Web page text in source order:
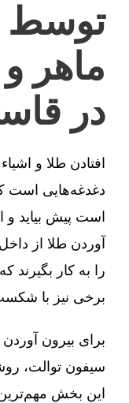
توسط
ماهر
در
افتادن طلا و
دغدغه‌هایی است
است پیش بیاید
آوردن طلا از
را به کار
برخی نیز با
برای بیرون
سیفون توالت،
این بخش